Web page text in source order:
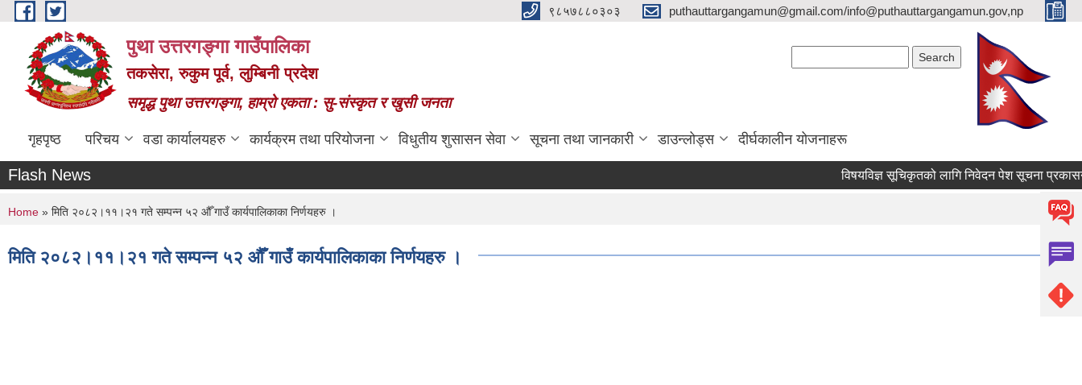
Skip to main content ९८५७८८०३०३ puthauttargangamun@gmail.com/info@puthauttargangamun.gov,np
पुथा उत्तरगङ्गा गाउँपालिका
तकसेरा, रुकुम पूर्व, लुम्बिनी प्रदेश
समृद्ध पुथा उत्तरगङ्गा, हाम्रो एकता : सु-संस्कृत र खुसी जनता
गृहपृष्ठ परिचय वडा कार्यालयहरु कार्यक्रम तथा परियोजना विधुतीय शुसासन सेवा सूचना तथा जानकारी डाउन्लोड्स दीर्घकालीन योजनाहरू
Flash News विषयविज्ञ सूचिकृतको लागि निवेदन पेश सूचना प्रकासन
You are here
Home » मिति २०८२।११।२१ गते सम्पन्न ५२ औँ गाउँ कार्यपालिकाका निर्णयहरु ।
मिति २०८२।११।२१ गते सम्पन्न ५२ औँ गाउँ कार्यपालिकाका निर्णयहरु ।